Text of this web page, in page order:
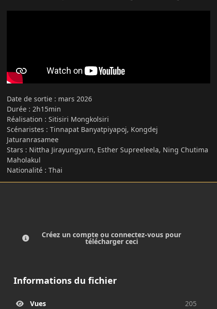
Date de sortie : mars 2026
Durée : 2h15min
Réalisation : Sitisiri Mongkolsiri
Scénaristes : Tinnapat Banyatpiyapoj, Kongdej
Jaturanrasamee
Stars : Nittha Jirayungyurn, Esther Supreeleela, Ning Chutima
Maholakul
Nationalité : Thai
Créez un compte ou connectez-vous pour
télécharger ceci
Informations du fichier
Vues 205